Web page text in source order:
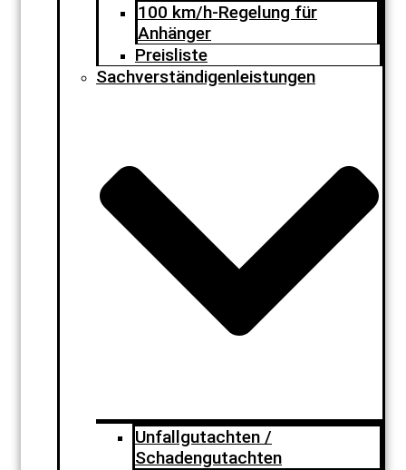
100 km/h-Regelung für
Anhänger
Preisliste
Sachverständigenleistungen
Unfallgutachten /
Schadengutachten